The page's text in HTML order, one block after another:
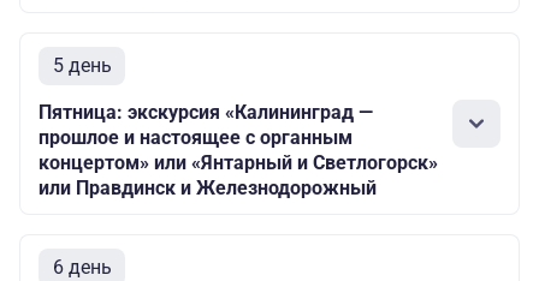
5 день
Пятница: экскурсия «Калининград —
прошлое и настоящее с органным
концертом» или «Янтарный и Светлогорск»
или Правдинск и Железнодорожный
6 день